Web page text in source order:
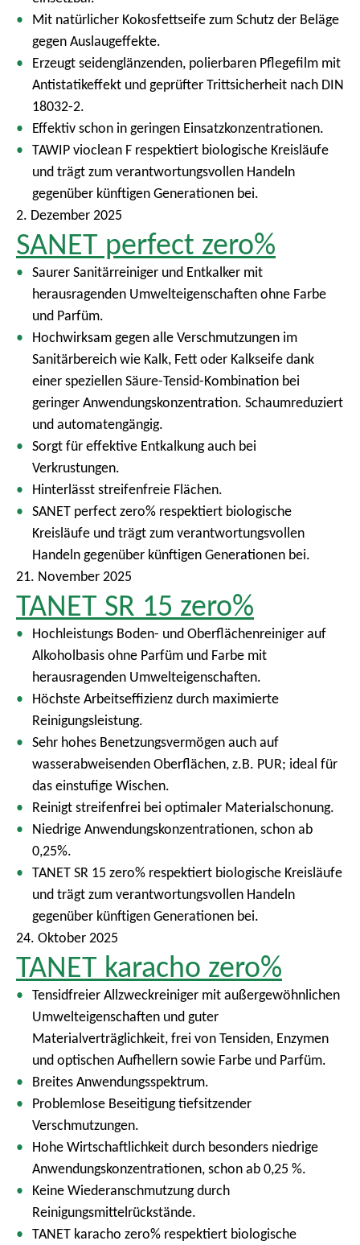
Mit natürlicher Kokosfettseife zum Schutz der Beläge
gegen Auslaugeffekte.
Erzeugt seidenglänzenden, polierbaren Pflegefilm mit
Antistatikeffekt und geprüfter Trittsicherheit nach DIN
18032-2.
Effektiv schon in geringen Einsatzkonzentrationen.
TAWIP vioclean F respektiert biologische Kreisläufe
und trägt zum verantwortungsvollen Handeln
gegenüber künftigen Generationen bei.
2. Dezember 2025
SANET perfect zero%
Saurer Sanitärreiniger und Entkalker mit
herausragenden Umwelteigenschaften ohne Farbe
und Parfüm.
Hochwirksam gegen alle Verschmutzungen im
Sanitärbereich wie Kalk, Fett oder Kalkseife dank
einer speziellen Säure-Tensid-Kombination bei
geringer Anwendungskonzentration. Schaumreduziert
und automatengängig.
Sorgt für effektive Entkalkung auch bei
Verkrustungen.
Hinterlässt streifenfreie Flächen.
SANET perfect zero% respektiert biologische
Kreisläufe und trägt zum verantwortungsvollen
Handeln gegenüber künftigen Generationen bei.
21. November 2025
TANET SR 15 zero%
Hochleistungs Boden- und Oberflächenreiniger auf
Alkoholbasis ohne Parfüm und Farbe mit
herausragenden Umwelteigenschaften.
Höchste Arbeitseffizienz durch maximierte
Reinigungsleistung.
Sehr hohes Benetzungsvermögen auch auf
wasserabweisenden Oberflächen, z.B. PUR; ideal für
das einstufige Wischen.
Reinigt streifenfrei bei optimaler Materialschonung.
Niedrige Anwendungskonzentrationen, schon ab
0,25%.
TANET SR 15 zero% respektiert biologische Kreisläufe
und trägt zum verantwortungsvollen Handeln
gegenüber künftigen Generationen bei.
24. Oktober 2025
TANET karacho zero%
Tensidfreier Allzweckreiniger mit außergewöhnlichen
Umwelteigenschaften und guter
Materialverträglichkeit, frei von Tensiden, Enzymen
und optischen Aufhellern sowie Farbe und Parfüm.
Breites Anwendungsspektrum.
Problemlose Beseitigung tiefsitzender
Verschmutzungen.
Hohe Wirtschaftlichkeit durch besonders niedrige
Anwendungskonzentrationen, schon ab 0,25 %.
Keine Wiederanschmutzung durch
Reinigungsmittelrückstände.
TANET karacho zero% respektiert biologische